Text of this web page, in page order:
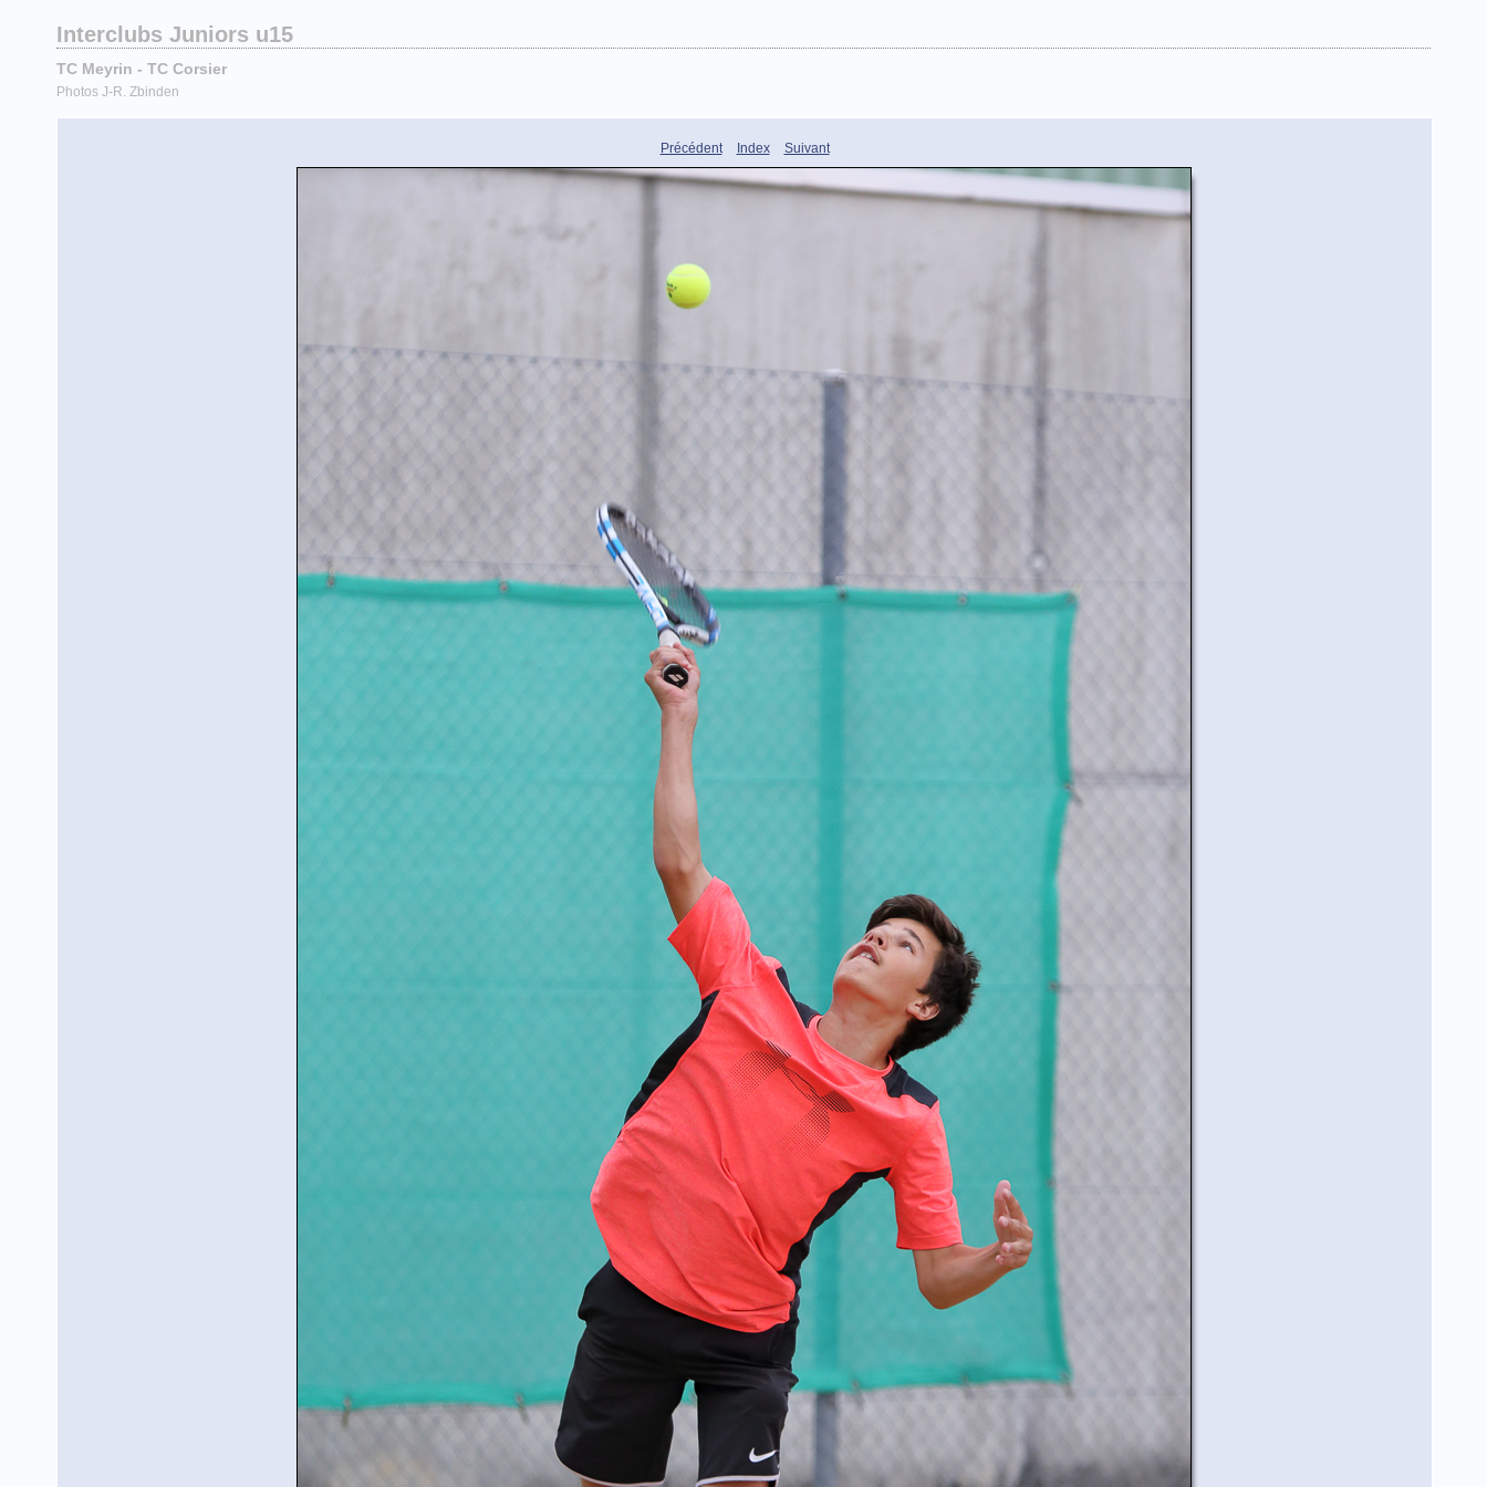
Interclubs Juniors u15
TC Meyrin - TC Corsier
Photos J-R. Zbinden
Précédent Index Suivant